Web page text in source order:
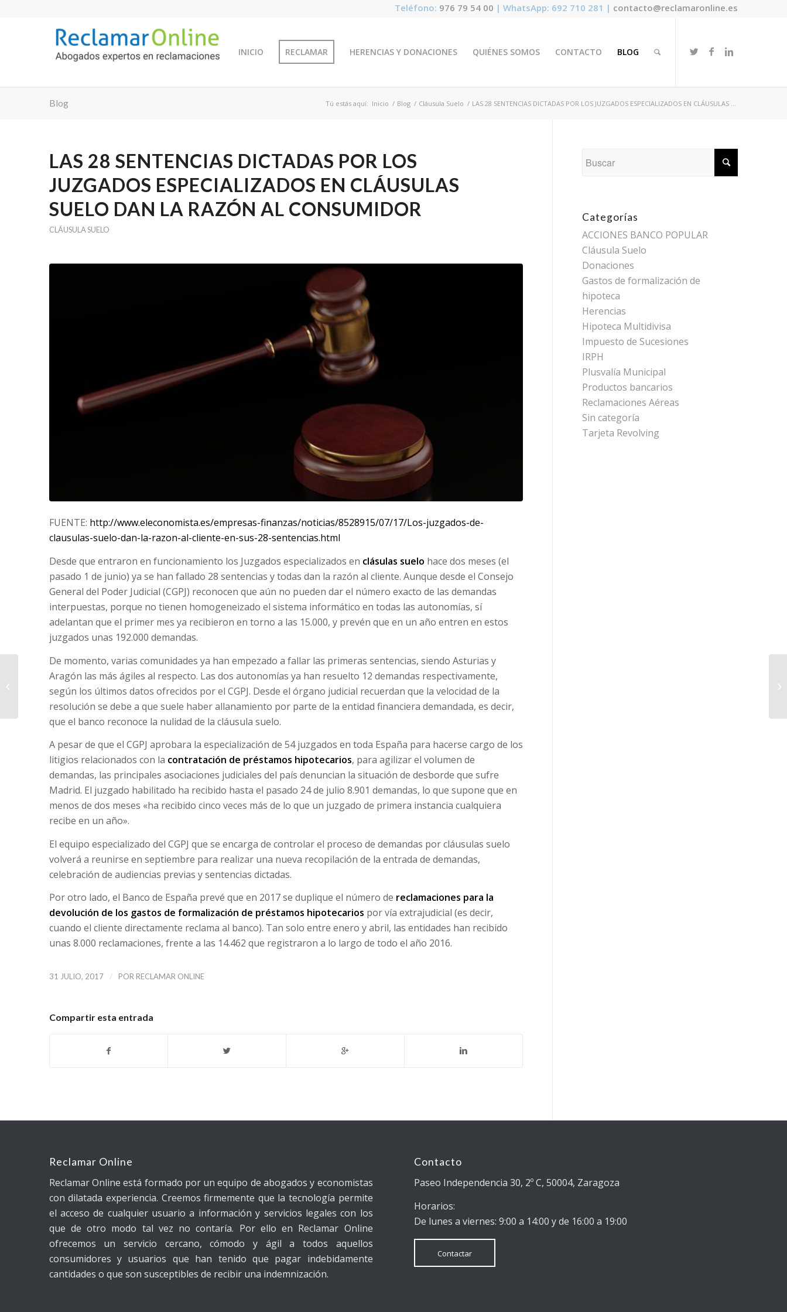
Teléfono: 976 79 54 00 | WhatsApp: 692 710 281 | contacto@reclamaronline.es
INICIO RECLAMAR HERENCIAS Y DONACIONES QUIÉNES SOMOS CONTACTO BLOG
Blog Tú estás aquí: Inicio / Blog / Cláusula Suelo / LAS 28 SENTENCIAS DICTADAS POR LOS JUZGADOS ESPECIALIZADOS EN CLÁUSULAS ...
LAS 28 SENTENCIAS DICTADAS POR LOS
JUZGADOS ESPECIALIZADOS EN CLÁUSULAS
SUELO DAN LA RAZÓN AL CONSUMIDOR
CLÁUSULA SUELO
FUENTE: http://www.eleconomista.es/empresas-finanzas/noticias/8528915/07/17/Los-juzgados-de-
clausulas-suelo-dan-la-razon-al-cliente-en-sus-28-sentencias.html
Desde que entraron en funcionamiento los Juzgados especializados en clásulas suelo hace dos meses (el
pasado 1 de junio) ya se han fallado 28 sentencias y todas dan la razón al cliente. Aunque desde el Consejo
General del Poder Judicial (CGPJ) reconocen que aún no pueden dar el número exacto de las demandas
interpuestas, porque no tienen homogeneizado el sistema informático en todas las autonomías, sí
adelantan que el primer mes ya recibieron en torno a las 15.000, y prevén que en un año entren en estos
juzgados unas 192.000 demandas.
De momento, varias comunidades ya han empezado a fallar las primeras sentencias, siendo Asturias y
Aragón las más ágiles al respecto. Las dos autonomías ya han resuelto 12 demandas respectivamente,
según los últimos datos ofrecidos por el CGPJ. Desde el órgano judicial recuerdan que la velocidad de la
resolución se debe a que suele haber allanamiento por parte de la entidad financiera demandada, es decir,
que el banco reconoce la nulidad de la cláusula suelo.
A pesar de que el CGPJ aprobara la especialización de 54 juzgados en toda España para hacerse cargo de los
litigios relacionados con la contratación de préstamos hipotecarios, para agilizar el volumen de
demandas, las principales asociaciones judiciales del país denuncian la situación de desborde que sufre
Madrid. El juzgado habilitado ha recibido hasta el pasado 24 de julio 8.901 demandas, lo que supone que en
menos de dos meses «ha recibido cinco veces más de lo que un juzgado de primera instancia cualquiera
recibe en un año».
El equipo especializado del CGPJ que se encarga de controlar el proceso de demandas por cláusulas suelo
volverá a reunirse en septiembre para realizar una nueva recopilación de la entrada de demandas,
celebración de audiencias previas y sentencias dictadas.
Por otro lado, el Banco de España prevé que en 2017 se duplique el número de reclamaciones para la
devolución de los gastos de formalización de préstamos hipotecarios por vía extrajudicial (es decir,
cuando el cliente directamente reclama al banco). Tan solo entre enero y abril, las entidades han recibido
unas 8.000 reclamaciones, frente a las 14.462 que registraron a lo largo de todo el año 2016.
31 JULIO, 2017 / POR RECLAMAR ONLINE
Compartir esta entrada
Categorías
ACCIONES BANCO POPULAR
Cláusula Suelo
Donaciones
Gastos de formalización de
hipoteca
Herencias
Hipoteca Multidivisa
Impuesto de Sucesiones
IRPH
Plusvalía Municipal
Productos bancarios
Reclamaciones Aéreas
Sin categoría
Tarjeta Revolving
Reclamar Online
Reclamar Online está formado por un equipo de abogados y economistas
con dilatada experiencia. Creemos firmemente que la tecnología permite
el acceso de cualquier usuario a información y servicios legales con los
que de otro modo tal vez no contaría. Por ello en Reclamar Online
ofrecemos un servicio cercano, cómodo y ágil a todos aquellos
consumidores y usuarios que han tenido que pagar indebidamente
cantidades o que son susceptibles de recibir una indemnización.
Contacto
Paseo Independencia 30, 2º C, 50004, Zaragoza
Horarios:
De lunes a viernes: 9:00 a 14:00 y de 16:00 a 19:00
Contactar
QUE INFORMAR SOBRE
LAS CANTIDADES QUE
PROPONIENDO...